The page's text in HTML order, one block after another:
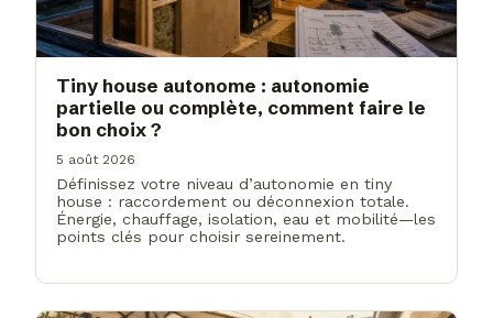
Tiny house autonome : autonomie
partielle ou complète, comment faire le
bon choix ?
5 août 2026
Définissez votre niveau d’autonomie en tiny
house : raccordement ou déconnexion totale.
Énergie, chauffage, isolation, eau et mobilité—les
points clés pour choisir sereinement.